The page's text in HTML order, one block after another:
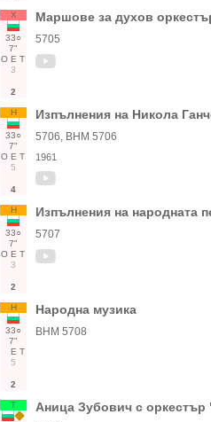
Х
33○
7"
О Е Т
3
2
Маршове за духов
5705
Н
33○
7"
О Е Т
5
4
Изпълнения на Никола
5706, ВНМ 5706
1961
Н
33○
7"
О Е Т
3
2
Изпълнения на народната
5707
Н
33○
7"
Е Т
5
2
Народна музика
ВНМ 5708
Т Аница Зубович с оркестър